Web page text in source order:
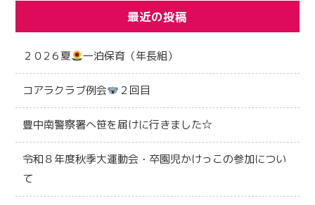
最近の投稿
２０2６夏 一泊保育（年長組）
コアラクラブ例会 ２回目
豊中南警察署へ笹を届けに行きました☆
令和８年度秋季大運動会・卒園児かけっこの参加につい
て